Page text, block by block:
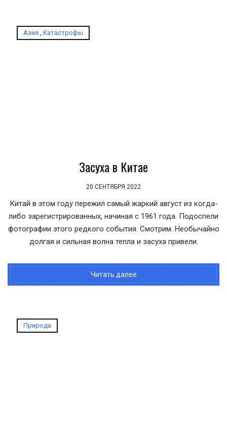
Азия Катастрофы
Засуха в Китае
20 СЕНТЯБРЯ 2022
Китай в этом году пережил самый жаркий август из когда-
либо зарегистрированных, начиная с 1961 года. Подоспели
фотографии этого редкого события. Смотрим. Необычайно
долгая и сильная волна тепла и засуха привели.
Читать далее
Природа